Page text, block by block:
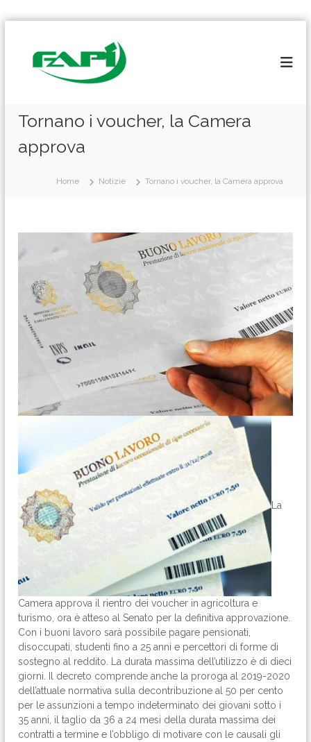
Tornano i voucher, la Camera
approva
Home Notizie Tornano i voucher, la Camera approva
La
Camera approva il rientro dei voucher in agricoltura e
turismo, ora è atteso al Senato per la definitiva approvazione.
Con i buoni lavoro sarà possibile pagare pensionati,
disoccupati, studenti fino a 25 anni e percettori di forme di
sostegno al reddito. La durata massima dell’utilizzo è di dieci
giorni. Il decreto comprende anche la proroga al 2019-2020
dell’attuale normativa sulla decontribuzione al 50 per cento
per le assunzioni a tempo indeterminato dei giovani sotto i
35 anni, il taglio da 36 a 24 mesi della durata massima dei
contratti a termine e l’obbligo di motivare con le causali gli